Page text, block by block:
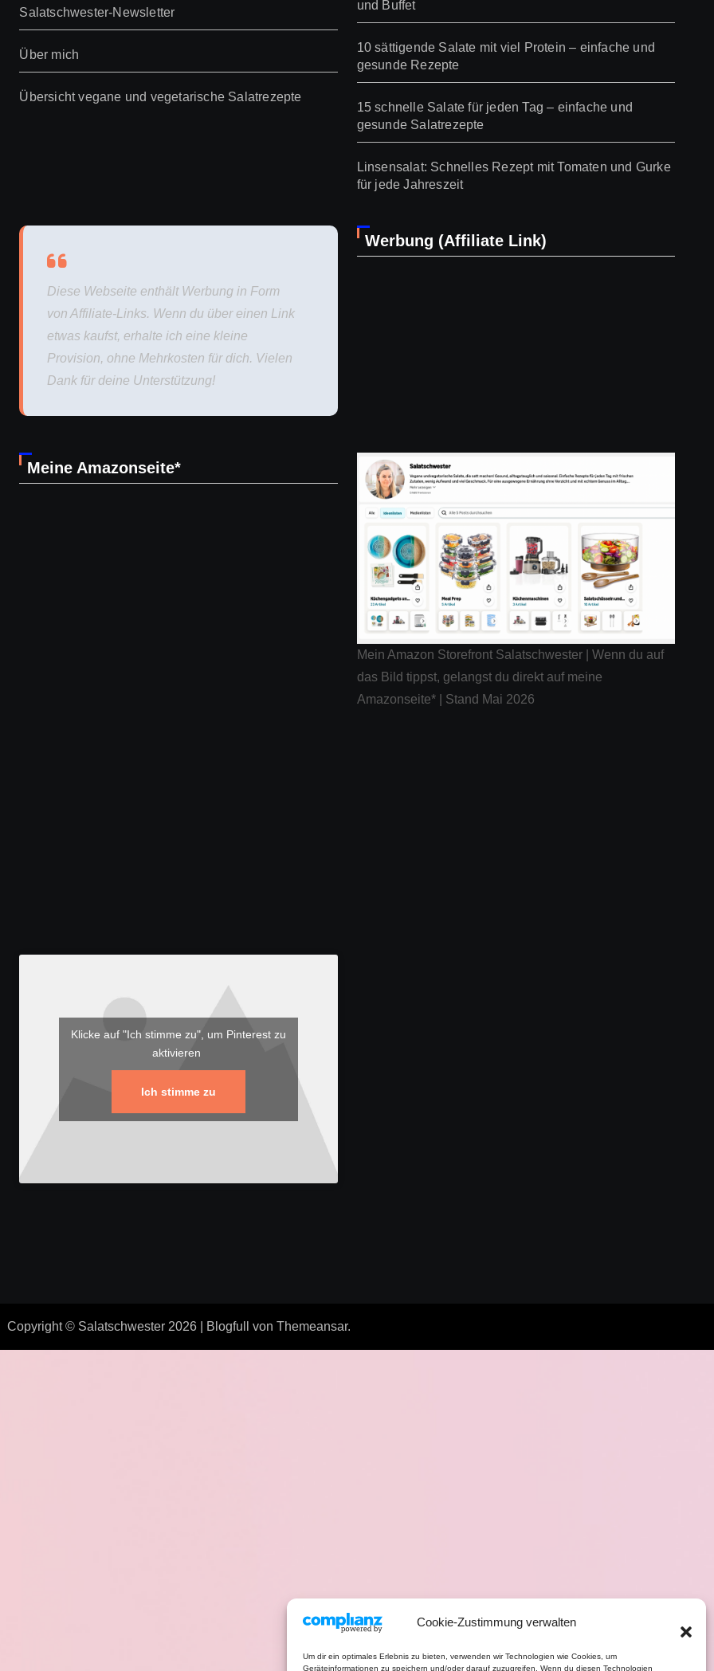
Cookie-Zustimmung verwalten
Um dir ein optimales Erlebnis zu bieten, verwenden wir Technologien wie Cookies, um
Geräteinformationen zu speichern und/oder darauf zuzugreifen. Wenn du diesen Technologien
Salatschwester-Newsletter
Über mich
Übersicht vegane und vegetarische Salatrezepte
und Buffet
10 sättigende Salate mit viel Protein – einfache und
gesunde Rezepte
15 schnelle Salate für jeden Tag – einfache und
gesunde Salatrezepte
Linsensalat: Schnelles Rezept mit Tomaten und Gurke
für jede Jahreszeit
Diese Webseite enthält Werbung in Form
von Affiliate-Links. Wenn du über einen Link
etwas kaufst, erhalte ich eine kleine
Provision, ohne Mehrkosten für dich. Vielen
Dank für deine Unterstützung!
Werbung (Affiliate Link)
Meine Amazonseite*
Mein Amazon Storefront Salatschwester | Wenn du auf
das Bild tippst, gelangst du direkt auf meine
Amazonseite* | Stand Mai 2026
Klicke auf "Ich stimme zu", um Pinterest zu
aktivieren
Ich stimme zu
Copyright © Salatschwester 2026 Blogfull von Themeansar.